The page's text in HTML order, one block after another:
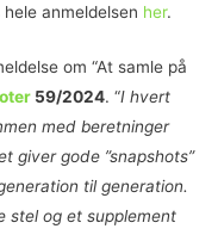
anmeldelsen her.
om “At samle på
59/2024. “I hvert
med beretninger
giver gode ”snapshots”
til generation.
stel og et supplement